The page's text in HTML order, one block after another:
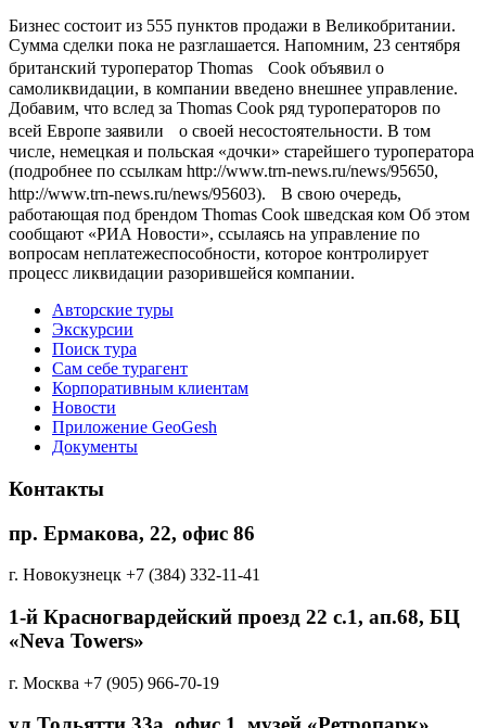
Бизнес состоит из 555 пунктов продажи в Великобритании.
Сумма сделки пока не разглашается. Напомним, 23 сентября
британский туроператор Thomas Cook объявил о
самоликвидации, в компании введено внешнее управление.
Добавим, что вслед за Thomas Cook ряд туроператоров по
всей Европе заявили о своей несостоятельности. В том
числе, немецкая и польская «дочки» старейшего туроператора
(подробнее по ссылкам http://www.trn-news.ru/news/95650,
http://www.trn-news.ru/news/95603). В свою очередь,
работающая под брендом Thomas Cook шведская ком Об этом
сообщают «РИА Новости», ссылаясь на управление по
вопросам неплатежеспособности, которое контролирует
процесс ликвидации разорившейся компании.
Авторские туры
Экскурсии
Поиск тура
Cам себе турагент
Корпоративным клиентам
Новости
Приложение GeoGesh
Документы
Контакты
пр. Ермакова, 22, офис 86
г. Новокузнецк +7 (384) 332-11-41
1-й Красногвардейский проезд 22 с.1, aп.68, БЦ
«Neva Towers»
г. Москва +7 (905) 966-70-19